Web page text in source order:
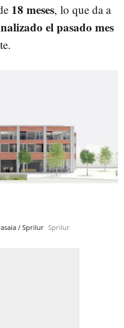
18 meses, lo que da a
el pasado mes
/ Sprilur Sprilur